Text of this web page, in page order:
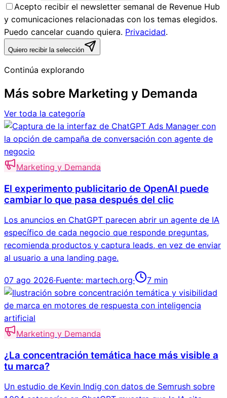
Acepto recibir el newsletter semanal de Revenue Hub
y comunicaciones relacionadas con los temas elegidos.
Puedo cancelar cuando quiera. Privacidad.
Quiero recibir la selección
Continúa explorando
Más sobre Marketing y Demanda
Ver toda la categoría
Marketing y Demanda
El experimento publicitario de OpenAI puede
cambiar lo que pasa después del clic
Los anuncios en ChatGPT parecen abrir un agente de IA
específico de cada negocio que responde preguntas,
recomienda productos y captura leads, en vez de enviar
al usuario a una landing page.
07 ago 2026·Fuente: martech.org· 7 min
Marketing y Demanda
¿La concentración temática hace más visible a
tu marca?
Un estudio de Kevin Indig con datos de Semrush sobre